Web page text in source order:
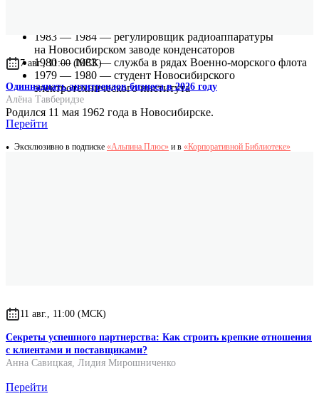
1983 — 1984 — регулировщик радиоаппаратуры
на Новосибирском заводе конденсаторов
1980 — 1983 — служба в рядах Военно-морского флота
1979 — 1980 — студент Новосибирского
электротехнического института
Родился 11 мая 1962 года в Новосибирске.
7 авг., 11:00 (МСК)
Одиннадцать антитрендов бизнеса в 2026 году
Алёна Тавберидзе
Перейти
Эксклюзивно в подписке «Альпина.Плюс» и в «Корпоративной Библиотеке»
11 авг., 11:00 (МСК)
Секреты успешного партнерства: Как строить крепкие отношения
с клиентами и поставщиками?
Анна Савицкая, Лидия Мирошниченко
Перейти